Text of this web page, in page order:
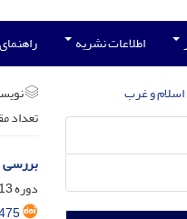
اطلاعات نشریه
تعداد
بررسی
دوره 13، شماره 1، فروردین 1405، صفحه